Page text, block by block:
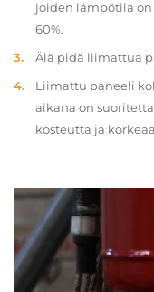
joiden lämpötila on
60%.
Älä pidä liimattua
Liimattu paneeli
aikana on
kosteutta ja